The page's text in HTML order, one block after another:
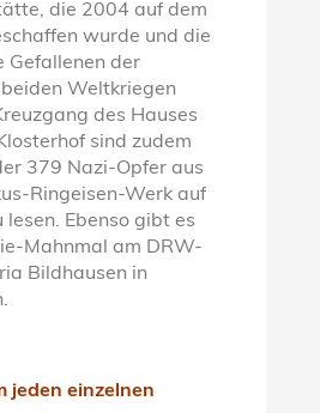
die 2004 auf dem
wurde und die
Gefallenen der
Weltkriegen
des Hauses
sind zudem
379 Nazi-Opfer aus
Ringeisen-Werk auf
lesen. Ebenso gibt es
Mahnmal am DRW-
Bildhausen in
jeden einzelnen